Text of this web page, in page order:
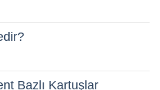
Bazlı Kartuşlar